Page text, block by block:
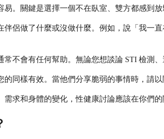
。關鍵是選擇一個不在臥室、雙方都感到
侶做了什麼或沒做什麼。例如，說「我一
不會有任何幫助。無論您想談論 STI 檢測
同樣有效。當他們分享脆弱的事情時，請
求和身體的變化，性健康討論應該在你們